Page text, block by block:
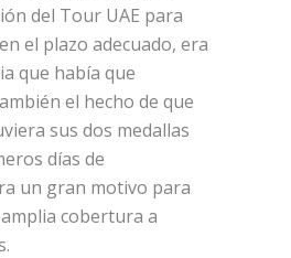
del Tour UAE para
el plazo adecuado, era
que había que
el hecho de que
sus dos medallas
días de
un gran motivo para
cobertura a